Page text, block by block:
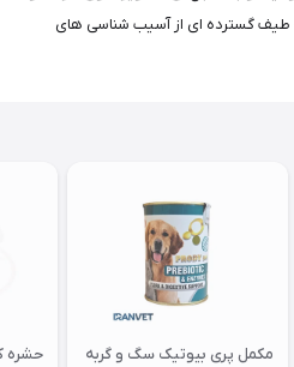
گسترده ای از آسیب شناسی های
مکمل پری بیوتیک سگ و گربه